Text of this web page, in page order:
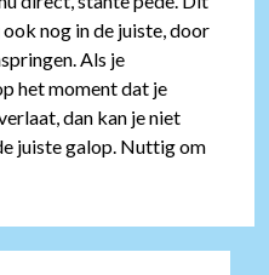
nog in de juiste, door
Als je
het moment dat je
dan kan je niet
juiste galop. Nuttig om